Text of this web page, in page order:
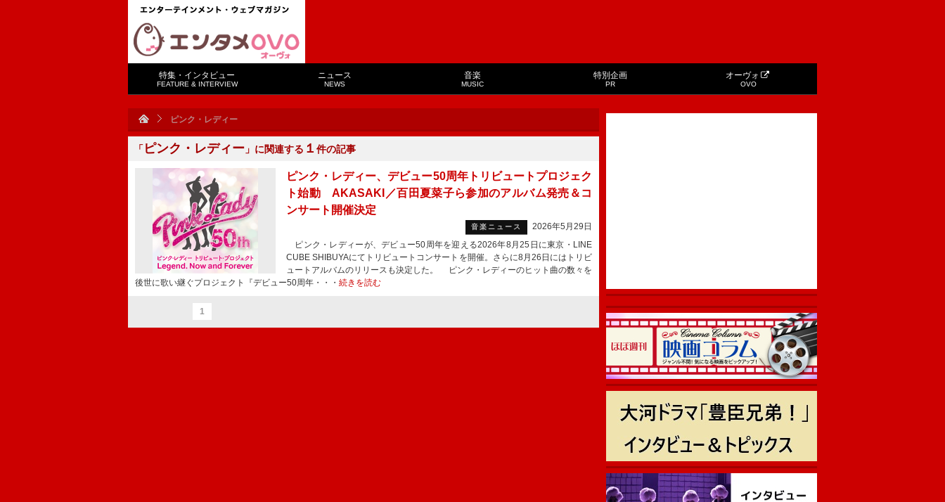
特集・インタビュー
FEATURE & INTERVIEW
ニュース
NEWS
音楽
MUSIC
特別企画
PR
オーヴォ
OVO
ピンク・レディー
「 ピンク・レディー 」に関連する １ 件の記事
ピンク・レディー、デビュー50周年トリビュートプロジェク
ト始動 AKASAKI／百田夏菜子ら参加のアルバム発売＆コ
ンサート開催決定
音楽ニュース
2026年5月29日
ピンク・レディーが、デビュー50周年を迎える2026年8月25日に東京・LINE
CUBE SHIBUYAにてトリビュートコンサートを開催。さらに8月26日にはトリビ
ュートアルバムのリリースも決定した。 ピンク・レディーのヒット曲の数々を
後世に歌い継ぐプロジェクト『デビュー50周年・・・ 続きを読む
1